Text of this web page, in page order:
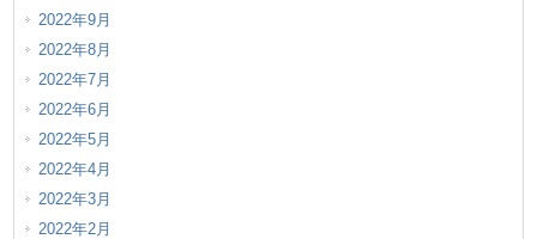
2022年9月
2022年8月
2022年7月
2022年6月
2022年5月
2022年4月
2022年3月
2022年2月